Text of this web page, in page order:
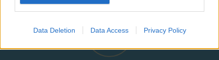
Data Deletion Data Access Privacy Policy